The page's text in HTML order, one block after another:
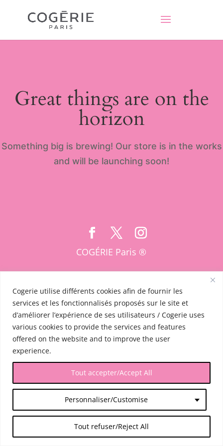
Cogerie utilise différents cookies afin de fournir les
services et les fonctionnalisés proposés sur le site et
d’améliorer l’expérience de ses utilisateurs / Cogerie uses
various cookies to provide the services and features
offered on the website and to improve the user
experience.
Personnaliser/Customise
Tout refuser/Reject All
Tout accepter/Accept All
Great things are on the
horizon
Something big is brewing! Our store is in the works
and will be launching soon!
COGÉRIE Paris ®